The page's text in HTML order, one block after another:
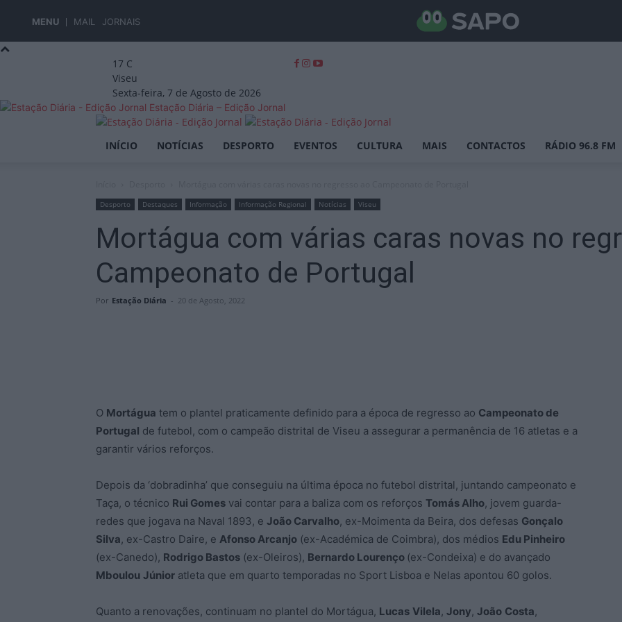
MENU MAIL JORNAIS
17 C
Viseu
Sexta-feira, 7 de Agosto de 2026
Estação Diária – Edição Jornal
INÍCIO NOTÍCIAS DESPORTO EVENTOS CULTURA MAIS CONTACTOS RÁDIO 96.8 FM
Desporto Destaques Informação Informação Regional Notícias Viseu
Mortágua com várias caras novas no
Campeonato de Portugal
Por Estação Diária - 20 de Agosto, 2022
O Mortágua tem o plantel praticamente definido para a época de regresso ao Campeonato de
Portugal de futebol, com o campeão distrital de Viseu a assegurar a permanência de 16 atletas e a
garantir vários reforços.
Depois da ‘dobradinha’ que conseguiu na última época no futebol distrital, juntando campeonato e
Taça, o técnico Rui Gomes vai contar para a baliza com os reforços Tomás Alho, jovem guarda-
redes que jogava na Naval 1893, e João Carvalho, ex-Moimenta da Beira, dos defesas Gonçalo
Silva, ex-Castro Daire, e Afonso Arcanjo (ex-Académica de Coimbra), dos médios Edu Pinheiro
(ex-Canedo), Rodrigo Bastos (ex-Oleiros), Bernardo Lourenço (ex-Condeixa) e do avançado
Mboulou Júnior atleta que em quarto temporadas no Sport Lisboa e Nelas apontou 60 golos.
Quanto a renovações, continuam no plantel do Mortágua, Lucas Vilela, Jony, João Costa,